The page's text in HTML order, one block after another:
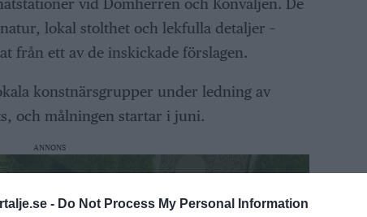
- Do Not Process My Personal Information
lokal stolthet och lekfulla detaljer –
från ett av de inskickade förslagen.
konstnärsgrupper under ledning av
och målningen startar i juni.
ANNONS